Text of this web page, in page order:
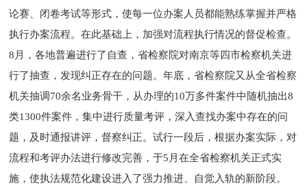
论赛、闭卷考试等形式，使每一位办案人员都能熟练掌握并严格
执行办案流程。在此基础上，加强对流程执行情况的督促检查。
8月，各地普遍进行了自查，省检察院对南京等四市检察机关进
行了抽查，发现纠正存在的问题。年底，省检察院又从全省检察
机关抽调70余名业务骨干，从办理的10万多件案件中随机抽出8
类1300件案件，集中进行质量考评，深入查找办案中存在的问
题，及时通报讲评，督察纠正。试行一段后，根据办案实际，对
流程和考评办法进行修改完善，于5月在全省检察机关正式实
施，使执法规范化建设进入了强力推进、自觉入轨的新阶段。